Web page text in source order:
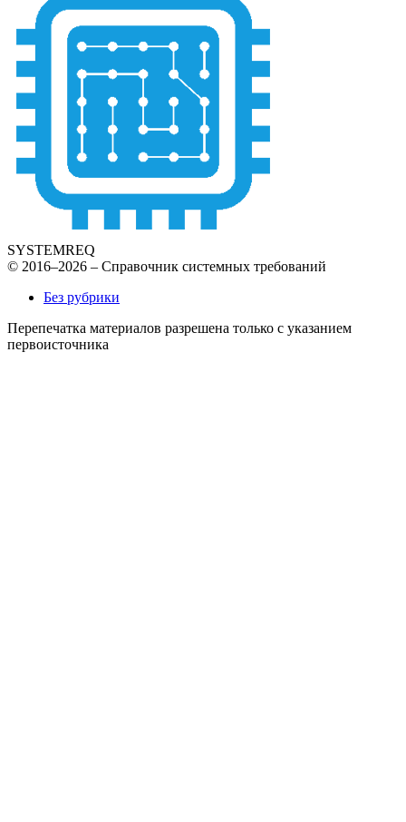
SYSTEMREQ
© 2016–2026 – Справочник системных требований
Без рубрики
Перепечатка материалов разрешена только с указанием
первоисточника